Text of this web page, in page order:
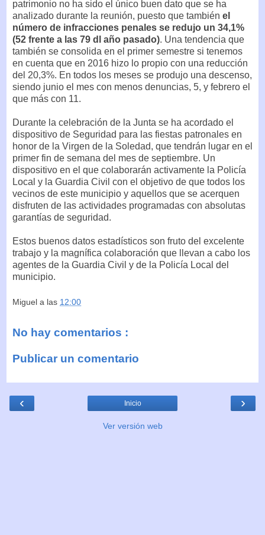
patrimonio no ha sido el único buen dato que se ha
analizado durante la reunión, puesto que también el
número de infracciones penales se redujo un 34,1%
(52 frente a las 79 dl año pasado). Una tendencia que
también se consolida en el primer semestre si tenemos
en cuenta que en 2016 hizo lo propio con una reducción
del 20,3%. En todos los meses se produjo una descenso,
siendo junio el mes con menos denuncias, 5, y febrero el
que más con 11.
Durante la celebración de la Junta se ha acordado el
dispositivo de Seguridad para las fiestas patronales en
honor de la Virgen de la Soledad, que tendrán lugar en el
primer fin de semana del mes de septiembre. Un
dispositivo en el que colaborarán activamente la Policía
Local y la Guardia Civil con el objetivo de que todos los
vecinos de este municipio y aquellos que se acerquen
disfruten de las actividades programadas con absolutas
garantías de seguridad.
Estos buenos datos estadísticos son fruto del excelente
trabajo y la magnífica colaboración que llevan a cabo los
agentes de la Guardia Civil y de la Policía Local del
municipio.
Miguel a las 12:00
No hay comentarios :
Publicar un comentario
‹ ›
Inicio
Ver versión web